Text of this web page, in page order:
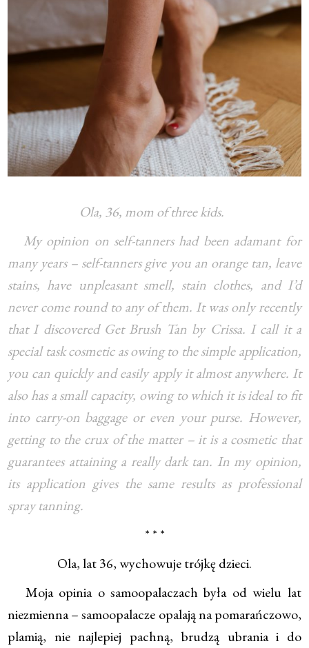
Ola, 36, mom of three kids.
My opinion on self-tanners had been adamant for
many years – self-tanners give you an orange tan, leave
stains, have unpleasant smell, stain clothes, and I’d
never come round to any of them. It was only recently
that I discovered Get Brush Tan by Crissa. I call it a
special task cosmetic as owing to the simple application,
you can quickly and easily apply it almost anywhere. It
also has a small capacity, owing to which it is ideal to fit
into carry-on baggage or even your purse. However,
getting to the crux of the matter – it is a cosmetic that
guarantees attaining a really dark tan. In my opinion,
its application gives the same results as professional
spray tanning.
* * *
Ola, lat 36, wychowuje trójkę dzieci.
Moja opinia o samoopalaczach była od wielu lat
niezmienna – samoopalacze opalają na pomarańczowo,
plamią, nie najlepiej pachną, brudzą ubrania i do